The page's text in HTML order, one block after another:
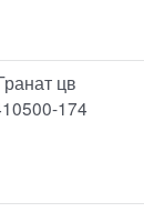
цв
174